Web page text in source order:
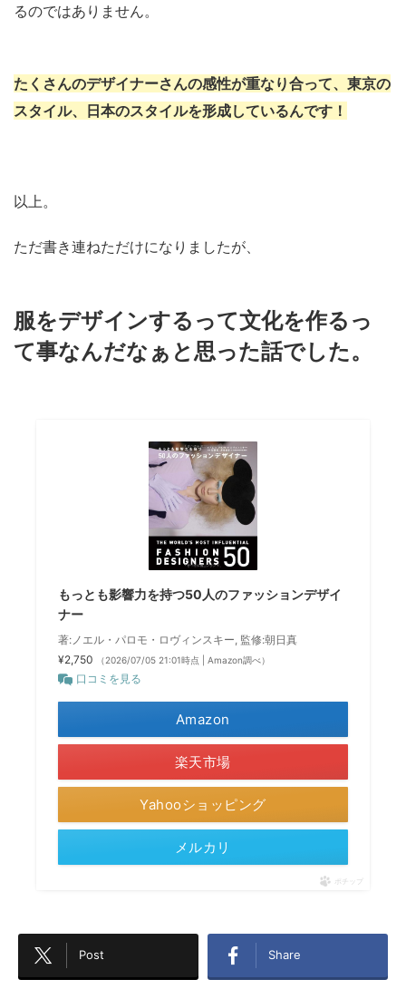
るのではありません。
たくさんのデザイナーさんの感性が重なり合って、東京の
スタイル、日本のスタイルを形成しているんです！
以上。
ただ書き連ねただけになりましたが、
服をデザインするって文化を作るっ
て事なんだなぁと思った話でした。
もっとも影響力を持つ50人のファッションデザイ
ナー
著:ノエル・パロモ・ロヴィンスキー, 監修:朝日真
¥2,750
（2026/07/05 21:01時点 | Amazon調べ）
口コミを見る
Amazon
楽天市場
Yahooショッピング
メルカリ
ポチップ
Post Share